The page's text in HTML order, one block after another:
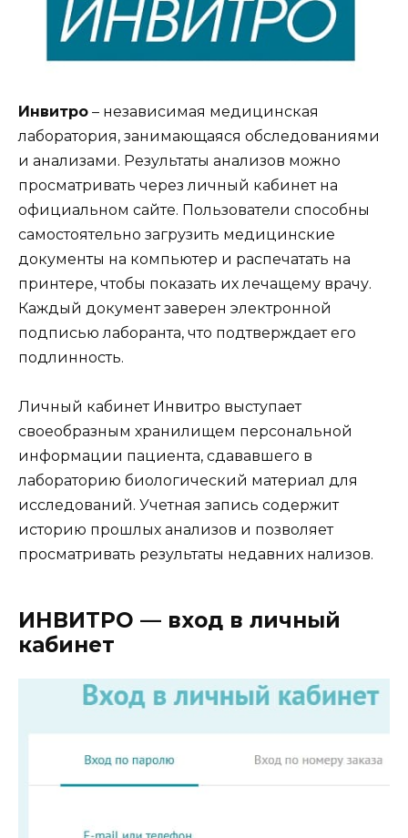
Инвитро – независимая медицинская
лаборатория, занимающаяся обследованиями
и анализами. Результаты анализов можно
просматривать через личный кабинет на
официальном сайте. Пользователи способны
самостоятельно загрузить медицинские
документы на компьютер и распечатать на
принтере, чтобы показать их лечащему врачу.
Каждый документ заверен электронной
подписью лаборанта, что подтверждает его
подлинность.
Личный кабинет Инвитро выступает
своеобразным хранилищем персональной
информации пациента, сдававшего в
лабораторию биологический материал для
исследований. Учетная запись содержит
историю прошлых анализов и позволяет
просматривать результаты недавних нализов.
ИНВИТРО — вход в личный
кабинет